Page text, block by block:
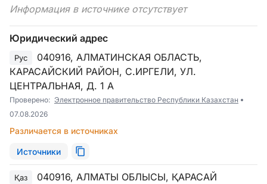
Информация в источнике отсутствует
Юридический адрес
Рус
040916, АЛМАТИНСКАЯ ОБЛАСТЬ,
КАРАСАЙСКИЙ РАЙОН, С.ИРГЕЛИ, УЛ.
ЦЕНТРАЛЬНАЯ, Д. 1 А
Проверено: Электронное правительство Республики Казахстан
07.08.2026
Различается в источниках
Источники
Қаз
040916, АЛМАТЫ ОБЛЫСЫ, ҚАРАСАЙ